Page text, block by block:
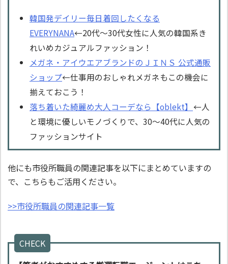
韓国発デイリー毎日着回したくなる
EVERYNANA←20代～30代女性に人気の韓国系き
れいめカジュアルファッション！
メガネ・アイウエアブランドのＪＩＮＳ 公式通販
ショップ←仕事用のおしゃれメガネもこの機会に
揃えておこう！
落ち着いた綺麗め大人コーデなら【oblekt】 ←人
と環境に優しいモノづくりで、30～40代に人気の
ファッションサイト
他にも市役所職員の関連記事を以下にまとめていますの
で、こちらもご活用ください。
>>市役所職員の関連記事一覧
CHECK